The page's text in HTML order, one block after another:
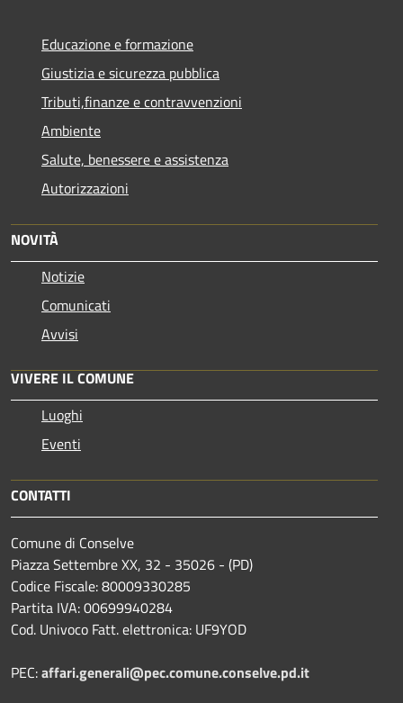
Educazione e formazione
Giustizia e sicurezza pubblica
Tributi,finanze e contravvenzioni
Ambiente
Salute, benessere e assistenza
Autorizzazioni
NOVITÀ
Notizie
Comunicati
Avvisi
VIVERE IL COMUNE
Luoghi
Eventi
CONTATTI
Comune di Conselve
Piazza Settembre XX, 32 - 35026 - (PD)
Codice Fiscale: 80009330285
Partita IVA: 00699940284
Cod. Univoco Fatt. elettronica: UF9YOD
PEC:affari.generali@pec.comune.conselve.pd.it